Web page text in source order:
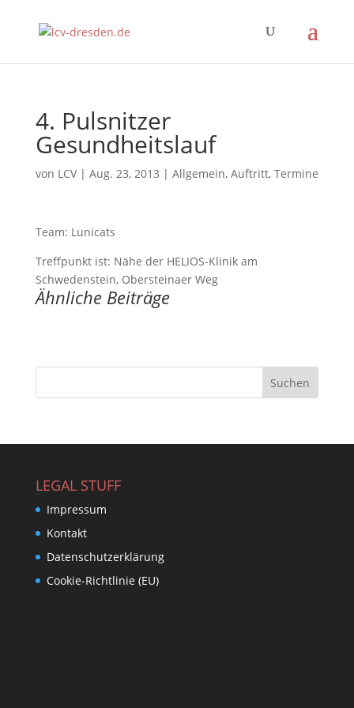
4. Pulsnitzer
Gesundheitslauf
von LCV| Aug. 23, 2013 | Allgemein, Auftritt, Termine
Team: Lunicats
Treffpunkt ist: Nähe der HELIOS-Klinik am
Schwedenstein, Obersteinaer Weg
Ähnliche Beiträge
LEGAL STUFF
Impressum
Kontakt
Datenschutzerklärung
Cookie-Richtlinie (EU)